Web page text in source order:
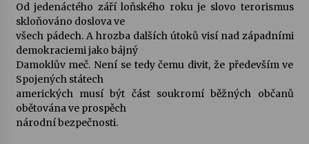
Letní koncerty ve Stromovce: Kolchoz a
Jenakaši
28. 7. 2026
Votavžatský ploty
23. 7. 2026
Od jedenáctého září loňského roku je slovo terorismus
skloňováno doslova ve
všech pádech. A hrozba dalších útoků visí nad západními
demokraciemi jako bájný
Damoklův meč. Není se tedy čemu divit, že především ve
Spojených státech
amerických musí být část soukromí běžných občanů
obětována ve prospěch
národní bezpečnosti.